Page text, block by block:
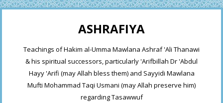
ASHRAFIYA
Teachings of Hakim al-Umma Mawlana Ashraf 'Ali Thanawi
& his spiritual successors, particularly 'Arifbillah Dr 'Abdul
Hayy 'Arifi (may Allah bless them) and Sayyidi Mawlana
Mufti Mohammad Taqi Usmani (may Allah preserve him)
regarding Tasawwuf